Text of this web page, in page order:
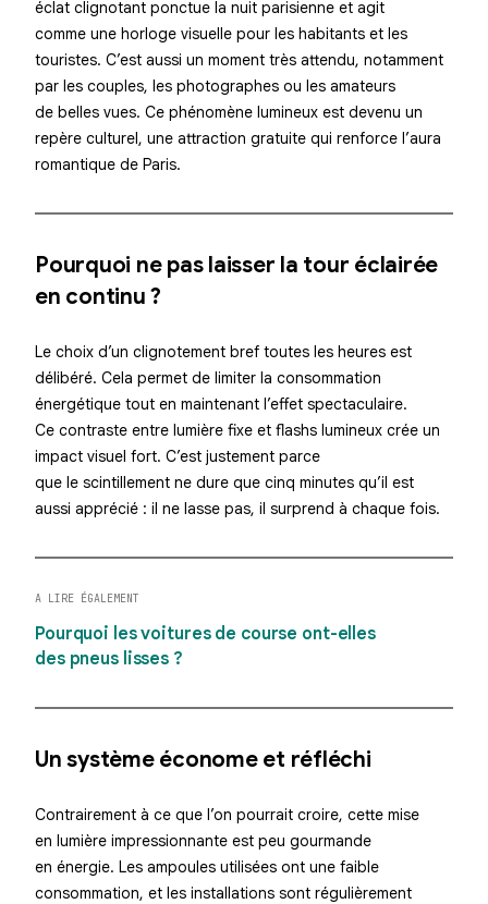
éclat clignotant ponctue la nuit parisienne et agit
comme une horloge visuelle pour les habitants et les
touristes. C’est aussi un moment très attendu, notamment
par les couples, les photographes ou les amateurs
de belles vues. Ce phénomène lumineux est devenu un
repère culturel, une attraction gratuite qui renforce l’aura
romantique de Paris.
Pourquoi ne pas laisser la tour éclairée
en continu ?
Le choix d’un clignotement bref toutes les heures est
délibéré. Cela permet de limiter la consommation
énergétique tout en maintenant l’effet spectaculaire.
Ce contraste entre lumière fixe et flashs lumineux crée un
impact visuel fort. C’est justement parce
que le scintillement ne dure que cinq minutes qu’il est
aussi apprécié : il ne lasse pas, il surprend à chaque fois.
A LIRE ÉGALEMENT
Pourquoi les voitures de course ont-elles
des pneus lisses ?
Un système économe et réfléchi
Contrairement à ce que l’on pourrait croire, cette mise
en lumière impressionnante est peu gourmande
en énergie. Les ampoules utilisées ont une faible
consommation, et les installations sont régulièrement